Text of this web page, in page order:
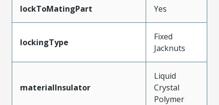
lockToMatingPart Yes
lockingType
Fixed
Jacknuts
materialInsulator
Liquid
Crystal
Polymer